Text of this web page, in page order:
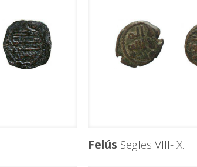
Felús Segles VIII-IX.